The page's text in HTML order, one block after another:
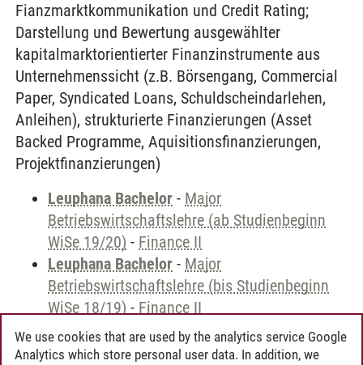
Fianzmarktkommunikation und Credit Rating;
Darstellung und Bewertung ausgewählter
kapitalmarktorientierter Finanzinstrumente aus
Unternehmenssicht (z.B. Börsengang, Commercial
Paper, Syndicated Loans, Schuldscheindarlehen,
Anleihen), strukturierte Finanzierungen (Asset
Backed Programme, Aquisitionsfinanzierungen,
Projektfinanzierungen)
Leuphana Bachelor - Major
Betriebswirtschaftslehre (ab Studienbeginn
WiSe 19/20) - Finance II
Leuphana Bachelor - Major
Betriebswirtschaftslehre (bis Studienbeginn
WiSe 18/19) - Finance II
We use cookies that are used by the analytics service Google
Analytics which store personal user data. In addition, we